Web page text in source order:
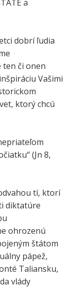
a
dobrí ľudia
ten či onen
Vašimi
ktorý chcú
(Jn 8,
tí, ktorí
diktatúre
ohrozenú
štátom
pápež,
Taliansku,
vlády